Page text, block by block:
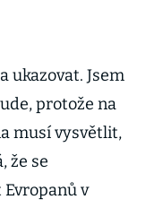
ukazovat. Jsem
protože na
musí vysvětlit,
že se
v